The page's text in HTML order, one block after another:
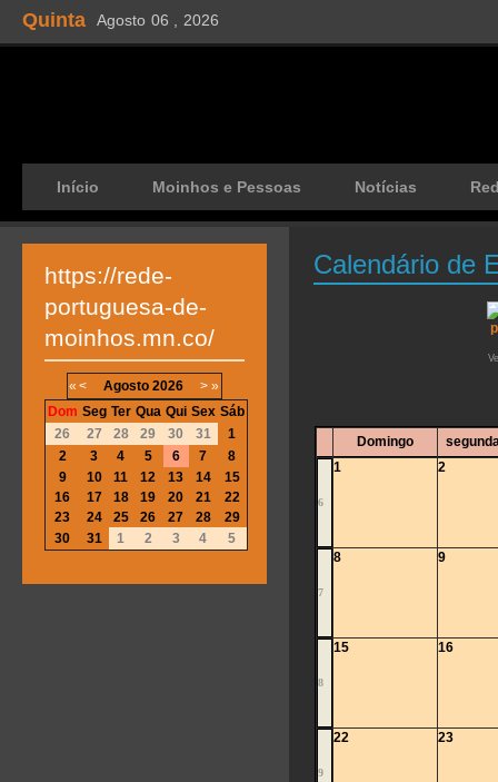
Quinta Agosto 06 , 2026
Início Moinhos e Pessoas Notícias
Calendário de
Domingo
6
1 2
7
8 9
8
15 16
9
22 23
https://rede-
portuguesa-de-
moinhos.mn.co/
« < Agosto 2026 > »
Dom Seg Ter Qua Qui Sex Sáb
26
27 28 29 30 31
1
2
3 4 5 6 7
8
9
10 11 12 13 14
15
16
17 18 19 20 21
22
23
24 25 26 27 28
29
30
31 1 2 3 4 5